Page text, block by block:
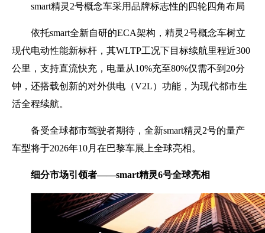
smart精灵2号概念车采用品牌标志性的四轮四角布局
依托smart全新自研的ECA架构，精灵2号概念车树立
现代电动性能新标杆，其WLTP工况下目标续航里程近300
公里，支持直流快充，电量从10%充至80%仅需不到20分
钟，还搭载创新的对外供电（V2L）功能，为现代都市生
活全程续航。
备受全球都市驾驶者期待，全新smart精灵2号的量产
车型将于2026年10月在巴黎车展上全球亮相。
细分市场引领者——smart精灵6号全球亮相